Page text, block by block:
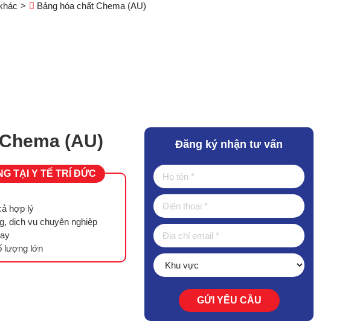
Bảng hóa chất Chema (AU)
(AU)
TẠI Y TẾ TRÍ ĐỨC
hợp lý
dịch vụ chuyên nghiệp
lượng lớn
Đăng ký nhận tư vấn
GỬI YÊU CẦU